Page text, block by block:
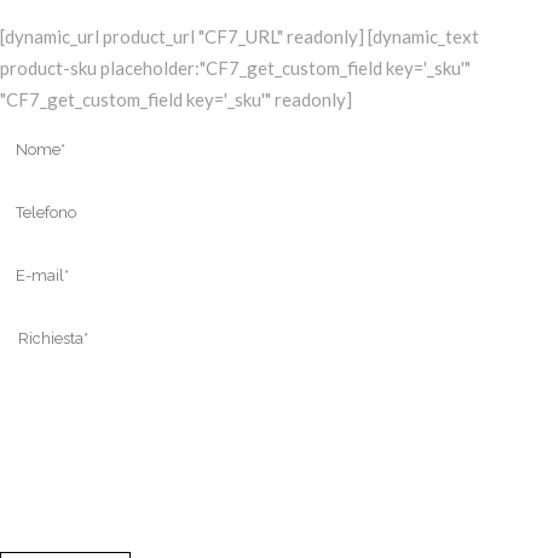
[dynamic_url product_url "CF7_URL" readonly] [dynamic_text
product-sku placeholder:"CF7_get_custom_field key='_sku'"
"CF7_get_custom_field key='_sku'" readonly]